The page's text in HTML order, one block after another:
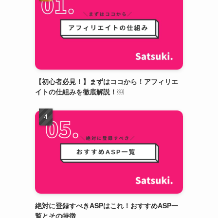
【初心者必見！】まずはココから！アフィリエ
イトの仕組みを徹底解説！￼
絶対に登録すべきASPはこれ！おすすめASP一
覧とその特徴